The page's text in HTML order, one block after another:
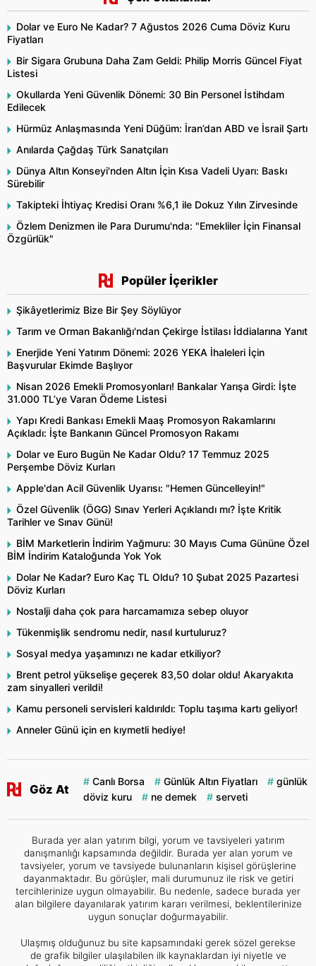
Dolar ve Euro Ne Kadar? 7 Ağustos 2026 Cuma Döviz Kuru
Fiyatları
Bir Sigara Grubuna Daha Zam Geldi: Philip Morris Güncel Fiyat
Listesi
Okullarda Yeni Güvenlik Dönemi: 30 Bin Personel İstihdam
Edilecek
Hürmüz Anlaşmasında Yeni Düğüm: İran’dan ABD ve İsrail Şartı
Anılarda Çağdaş Türk Sanatçıları
Dünya Altın Konseyi'nden Altın İçin Kısa Vadeli Uyarı: Baskı
Sürebilir
Takipteki İhtiyaç Kredisi Oranı %6,1 ile Dokuz Yılın Zirvesinde
Özlem Denizmen ile Para Durumu'nda: "Emekliler İçin Finansal
Özgürlük"
Popüler İçerikler
Şikâyetlerimiz Bize Bir Şey Söylüyor
Tarım ve Orman Bakanlığı'ndan Çekirge İstilası İddialarına Yanıt
Enerjide Yeni Yatırım Dönemi: 2026 YEKA İhaleleri İçin
Başvurular Ekimde Başlıyor
Nisan 2026 Emekli Promosyonları! Bankalar Yarışa Girdi: İşte
31.000 TL’ye Varan Ödeme Listesi
Yapı Kredi Bankası Emekli Maaş Promosyon Rakamlarını
Açıkladı: İşte Bankanın Güncel Promosyon Rakamı
Dolar ve Euro Bugün Ne Kadar Oldu? 17 Temmuz 2025
Perşembe Döviz Kurları
Apple'dan Acil Güvenlik Uyarısı: "Hemen Güncelleyin!"
Özel Güvenlik (ÖGG) Sınav Yerleri Açıklandı mı? İşte Kritik
Tarihler ve Sınav Günü!
BİM Marketlerin İndirim Yağmuru: 30 Mayıs Cuma Gününe Özel
BİM İndirim Kataloğunda Yok Yok
Dolar Ne Kadar? Euro Kaç TL Oldu? 10 Şubat 2025 Pazartesi
Döviz Kurları
Nostalji daha çok para harcamamıza sebep oluyor
Tükenmişlik sendromu nedir, nasıl kurtuluruz?
Sosyal medya yaşamınızı ne kadar etkiliyor?
Brent petrol yükselişe geçerek 83,50 dolar oldu! Akaryakıta
zam sinyalleri verildi!
Kamu personeli servisleri kaldırıldı: Toplu taşıma kartı geliyor!
Anneler Günü için en kıymetli hediye!
Göz At
Canlı Borsa Günlük Altın Fiyatları
günlük
döviz kuru
ne demek serveti
Burada yer alan yatırım bilgi, yorum ve tavsiyeleri yatırım
danışmanlığı kapsamında değildir. Burada yer alan yorum ve
tavsiyeler, yorum ve tavsiyede bulunanların kişisel görüşlerine
dayanmaktadır. Bu görüşler, mali durumunuz ile risk ve getiri
tercihlerinize uygun olmayabilir. Bu nedenle, sadece burada yer
alan bilgilere dayanılarak yatırım kararı verilmesi, beklentilerinize
uygun sonuçlar doğurmayabilir.
Ulaşmış olduğunuz bu site kapsamındaki gerek sözel gerekse
de grafik bilgiler ulaşılabilen ilk kaynaklardan iyi niyetle ve